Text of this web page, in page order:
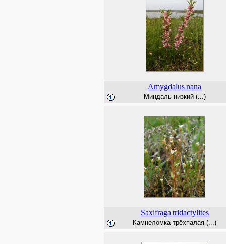
Amygdalusnana
Миндаль низкий (...)
Saxifraga tridactylites
Камнеломка трёхпалая (...)